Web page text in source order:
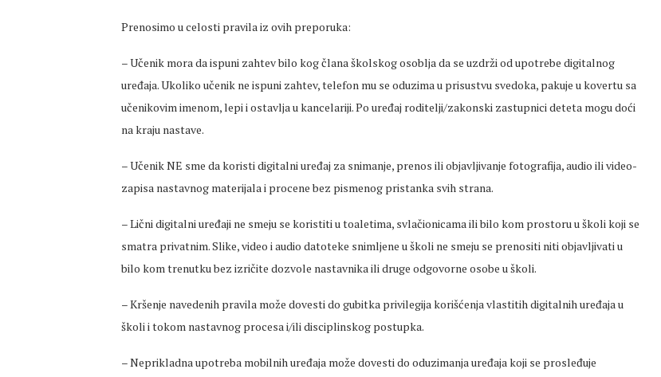
Prenosimo u celosti pravila iz ovih preporuka:
– Učenik mora da ispuni zahtev bilo kog člana školskog osoblja da se uzdrži od upotrebe digitalnog
uređaja. Ukoliko učenik ne ispuni zahtev, telefon mu se oduzima u prisustvu svedoka, pakuje u kovertu sa
učenikovim imenom, lepi i ostavlja u kancelariji. Po uređaj roditelji/zakonski zastupnici deteta mogu doći
na kraju nastave.
– Učenik NE sme da koristi digitalni uređaj za snimanje, prenos ili objavljivanje fotografija, audio ili video-
zapisa nastavnog materijala i procene bez pismenog pristanka svih strana.
– Lični digitalni uređaji ne smeju se koristiti u toaletima, svlačionicama ili bilo kom prostoru u školi koji se
smatra privatnim. Slike, video i audio datoteke snimljene u školi ne smeju se prenositi niti objavljivati u
bilo kom trenutku bez izričite dozvole nastavnika ili druge odgovorne osobe u školi.
– Kršenje navedenih pravila može dovesti do gubitka privilegija korišćenja vlastitih digitalnih uređaja u
školi i tokom nastavnog procesa i/ili disciplinskog postupka.
– Neprikladna upotreba mobilnih uređaja može dovesti do oduzimanja uređaja koji se prosleđuje